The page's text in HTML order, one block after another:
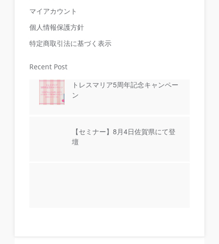
マイアカウント
個人情報保護方針
特定商取引法に基づく表示
Recent Post
トレスマリア5周年記念キャンペー
ン
【セミナー】8月4日佐賀県にて登
壇